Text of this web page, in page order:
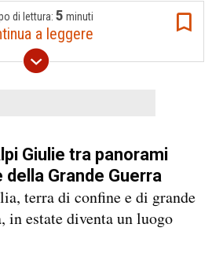
di lettura: 5 minuti
a leggere
Giulie tra panorami
Grande Guerra
terra di confine e di grande
in estate diventa un luogo